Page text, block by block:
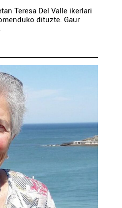
Teresa Del Valle ikerlari
dituzte. Gaur